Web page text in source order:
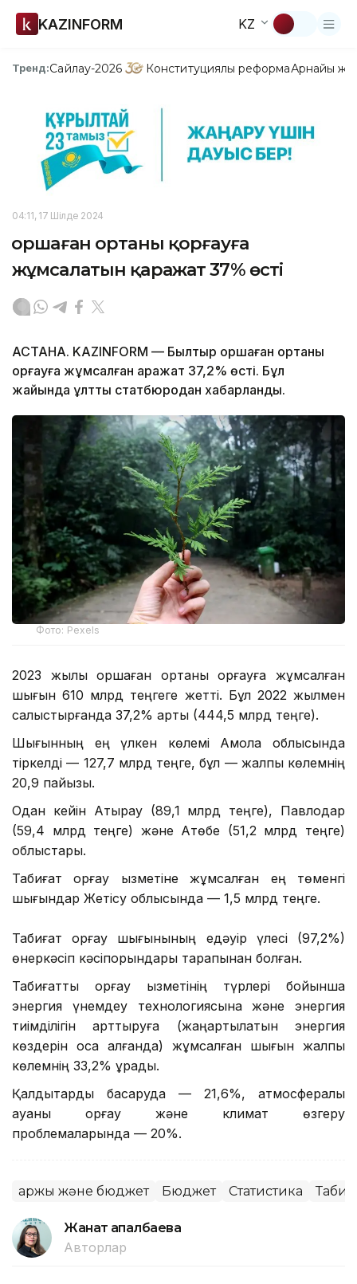
KAZINFORM KZ
Тренд:Сайлау-2026 Конституциялық реформаАрнайы
04:11, 17 Шілде 2024
Қоршаған ортаны қорғауға
жұмсалатын қаражат 37% өсті
АСТАНА. KAZINFORM — Былтыр қоршаған ортаны
қорғауға жұмсалған қаражат 37,2% өсті. Бұл
жайында ұлттық статбюродан хабарланды.
Фото: Pexels
2023 жылы қоршаған ортаны қорғауға жұмсалған
шығын 610 млрд теңгеге жетті. Бұл 2022 жылмен
салыстырғанда 37,2% артық (444,5 млрд теңге).
Шығынның ең үлкен көлемі Ақмола облысында
тіркелді — 127,7 млрд теңге, бұл — жалпы көлемнің
20,9 пайызы.
Одан кейін Атырау (89,1 млрд теңге), Павлодар
(59,4 млрд теңге) және Ақтөбе (51,2 млрд теңге)
облыстары.
Табиғат қорғау қызметіне жұмсалған ең төменгі
шығындар Жетісу облысында — 1,5 млрд теңге.
Табиғат қорғау шығынының едәуір үлесі (97,2%)
өнеркәсіп кәсіпорындары тарапынан болған.
Табиғатты қорғау қызметінің түрлері бойынша
энергия үнемдеу технологиясына және энергия
тиімділігін арттыруға (жаңартылатын энергия
көздерін қоса алғанда) жұмсалған шығын жалпы
көлемнің 33,2% құрады.
Қалдықтарды басқаруда — 21,6%, атмосфералық
ауаны қорғау және климат өзгеру
проблемаларында — 20%.
Қаржы және бюджет Бюджет Статистика
Жанат Қапалбаева
Авторлар